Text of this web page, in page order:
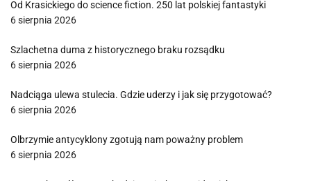
Od Krasickiego do science fiction. 250 lat polskiej fantastyki
6 sierpnia 2026
Szlachetna duma z historycznego braku rozsądku
6 sierpnia 2026
Nadciąga ulewa stulecia. Gdzie uderzy i jak się przygotować?
6 sierpnia 2026
Olbrzymie antycyklony zgotują nam poważny problem
6 sierpnia 2026